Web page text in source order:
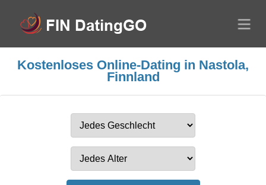
Kostenloses Online-Dating in Nastola,
Finnland